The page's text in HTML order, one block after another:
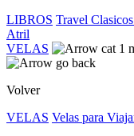
LIBROS Travel Clasicos
Atril
VELAS
Volver
VELAS Velas para